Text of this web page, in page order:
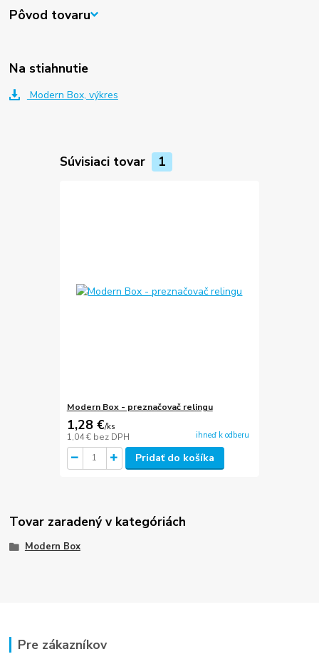
Pôvod tovaru
Na stiahnutie
Modern Box, výkres
Súvisiaci tovar 1
Modern Box - preznačovač relingu
1,28 €/ks
1,04 € bez DPH ihneď k odberu
Pridať do košíka
Tovar zaradený v kategóriách
Modern Box
Pre zákazníkov